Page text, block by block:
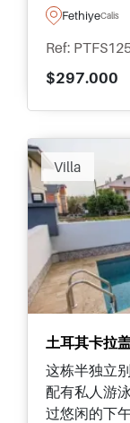
FethiyeCalis
Ref:
$297.000
Villa
土耳其卡拉
这栋半独立
配有私人游
过悠闲的下